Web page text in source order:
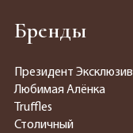
Бренды
Президент Эксклюзив
Любимая Алёнка
Truffles
Столичный